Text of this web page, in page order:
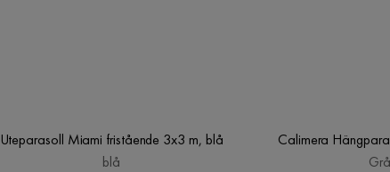
Uteparasoll Miami fristående 3x3 m, blå
blå
Calimera